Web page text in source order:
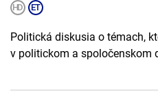
Politická diskusia o témach,
v politickom a spoločenskom